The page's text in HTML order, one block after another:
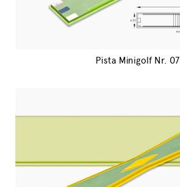
Pista Minigolf Nr. 07